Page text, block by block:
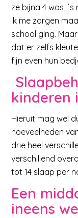
ze bijna 4 was,
ik me zorgen
school ging.
dat er zelfs
fijn even hun
kinderen
Hieruit mag wel
hoeveelheden
drie heel
verschillend
tot 14 slaap per
Een
ineens